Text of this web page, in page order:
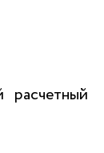
расчетный